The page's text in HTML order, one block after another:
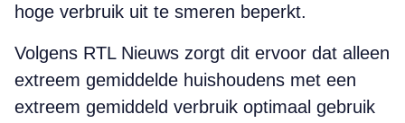
hoge verbruik uit te smeren beperkt.
Volgens RTL Nieuws zorgt dit ervoor dat alleen
extreem gemiddelde huishoudens met een
extreem gemiddeld verbruik optimaal gebruik